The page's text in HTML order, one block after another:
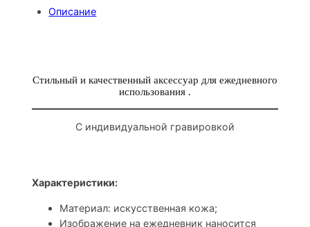
Описание
Стильный и качественный аксессуар для ежедневного
использования .
С индивидуальной гравировкой
Характеристики:
Материал: искусственная кожа;
Изображение на ежедневник наносится